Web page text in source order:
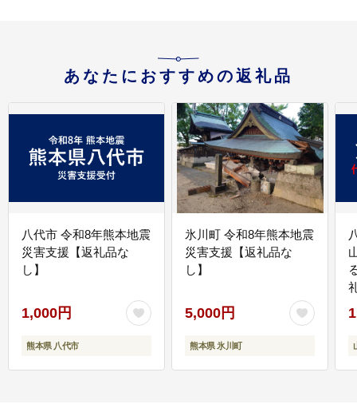
あなたにおすすめの返礼品
八代市 令和8年熊本地震
災害支援【返礼品な
し】
1,000円
熊本県 八代市
氷川町 令和8年熊本地震
災害支援【返礼品な
し】
5,000円
熊本県 氷川町